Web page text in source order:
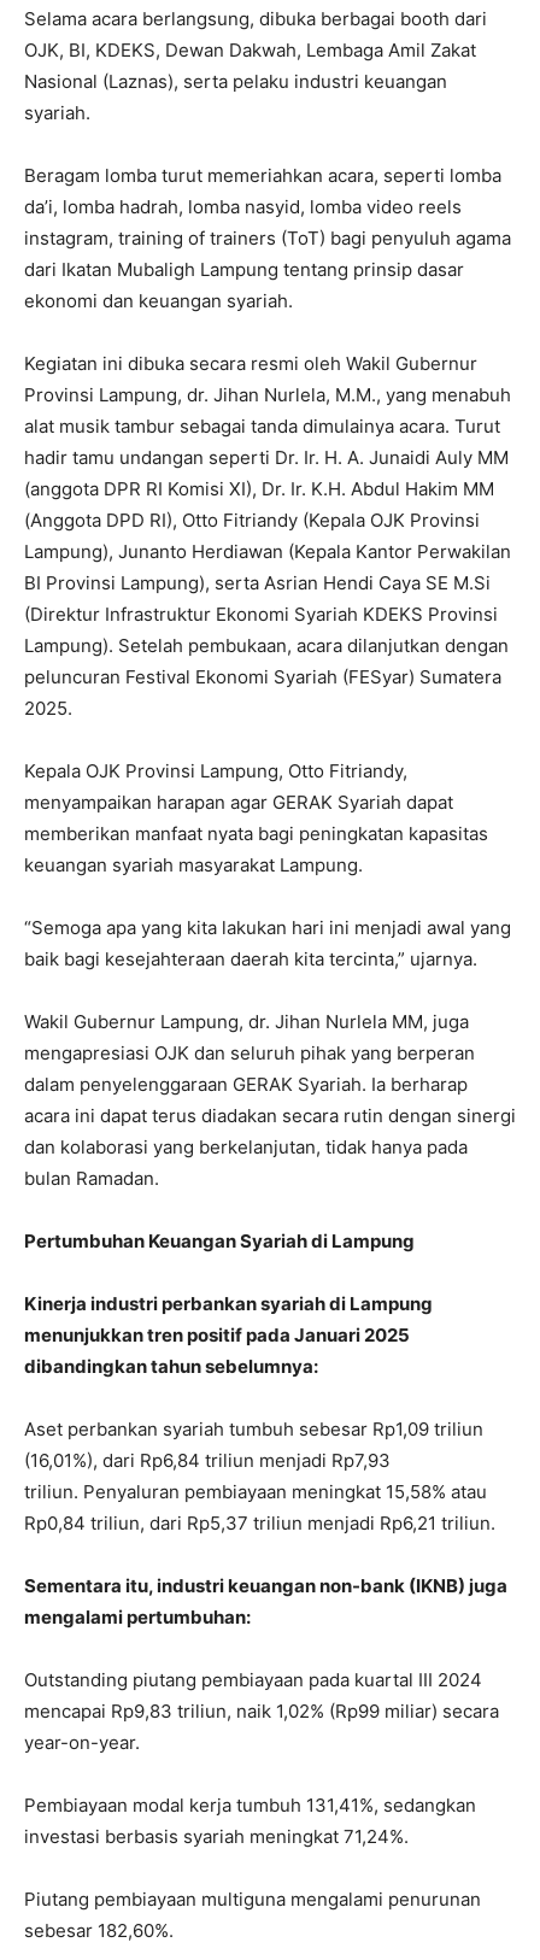
Selama acara berlangsung, dibuka berbagai booth dari
OJK, BI, KDEKS, Dewan Dakwah, Lembaga Amil Zakat
Nasional (Laznas), serta pelaku industri keuangan
syariah.
Beragam lomba turut memeriahkan acara, seperti lomba
da’i, lomba hadrah, lomba nasyid, lomba video reels
instagram, training of trainers (ToT) bagi penyuluh agama
dari Ikatan Mubaligh Lampung tentang prinsip dasar
ekonomi dan keuangan syariah.
Kegiatan ini dibuka secara resmi oleh Wakil Gubernur
Provinsi Lampung, dr. Jihan Nurlela, M.M., yang menabuh
alat musik tambur sebagai tanda dimulainya acara. Turut
hadir tamu undangan seperti Dr. Ir. H. A. Junaidi Auly MM
(anggota DPR RI Komisi XI), Dr. Ir. K.H. Abdul Hakim MM
(Anggota DPD RI), Otto Fitriandy (Kepala OJK Provinsi
Lampung), Junanto Herdiawan (Kepala Kantor Perwakilan
BI Provinsi Lampung), serta Asrian Hendi Caya SE M.Si
(Direktur Infrastruktur Ekonomi Syariah KDEKS Provinsi
Lampung). Setelah pembukaan, acara dilanjutkan dengan
peluncuran Festival Ekonomi Syariah (FESyar) Sumatera
2025.
Kepala OJK Provinsi Lampung, Otto Fitriandy,
menyampaikan harapan agar GERAK Syariah dapat
memberikan manfaat nyata bagi peningkatan kapasitas
keuangan syariah masyarakat Lampung.
“Semoga apa yang kita lakukan hari ini menjadi awal yang
baik bagi kesejahteraan daerah kita tercinta,” ujarnya.
Wakil Gubernur Lampung, dr. Jihan Nurlela MM, juga
mengapresiasi OJK dan seluruh pihak yang berperan
dalam penyelenggaraan GERAK Syariah. Ia berharap
acara ini dapat terus diadakan secara rutin dengan sinergi
dan kolaborasi yang berkelanjutan, tidak hanya pada
bulan Ramadan.
Pertumbuhan Keuangan Syariah di Lampung
Kinerja industri perbankan syariah di Lampung
menunjukkan tren positif pada Januari 2025
dibandingkan tahun sebelumnya:
Aset perbankan syariah tumbuh sebesar Rp1,09 triliun
(16,01%), dari Rp6,84 triliun menjadi Rp7,93
triliun. Penyaluran pembiayaan meningkat 15,58% atau
Rp0,84 triliun, dari Rp5,37 triliun menjadi Rp6,21 triliun.
Sementara itu, industri keuangan non-bank (IKNB) juga
mengalami pertumbuhan:
Outstanding piutang pembiayaan pada kuartal III 2024
mencapai Rp9,83 triliun, naik 1,02% (Rp99 miliar) secara
year-on-year.
Pembiayaan modal kerja tumbuh 131,41%, sedangkan
investasi berbasis syariah meningkat 71,24%.
Piutang pembiayaan multiguna mengalami penurunan
sebesar 182,60%.